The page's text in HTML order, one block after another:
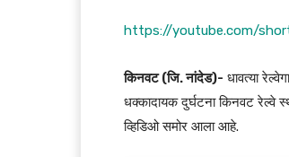
https://youtube.com/
किनवट (जि. नांदेड)- धावत्या
धक्कादायक दुर्घटना किनवट रेल्वे
व्हिडिओ समोर आला आहे.